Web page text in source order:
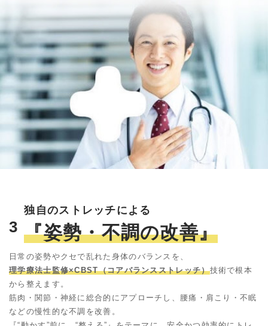
3
独自のストレッチによる
『姿勢・不調の改善』
日常の姿勢やクセで乱れた身体のバランスを、
理学療法士監修×CBST（コアバランスストレッチ）技術で根本
から整えます。
筋肉・関節・神経に総合的にアプローチし、腰痛・肩こり・不眠
などの慢性的な不調を改善。